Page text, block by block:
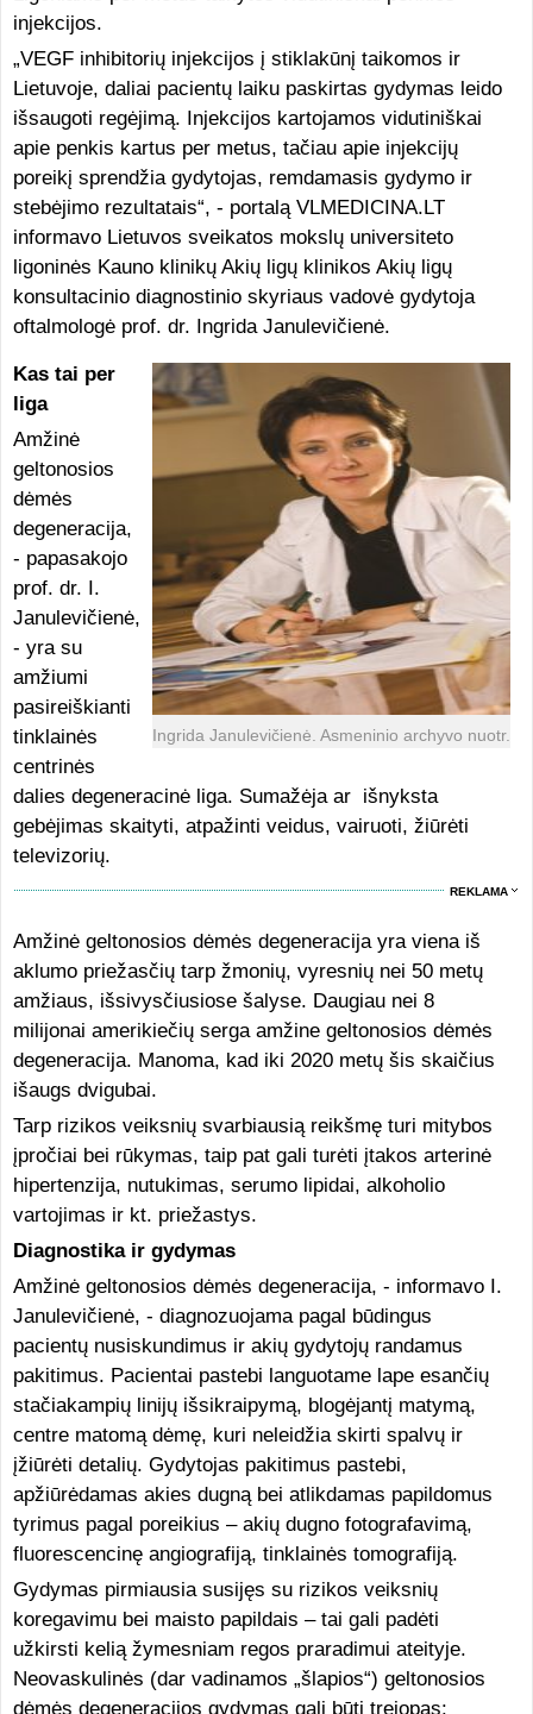
injekcijos.
„VEGF inhibitorių injekcijos į stiklakūnį taikomos ir
Lietuvoje, daliai pacientų laiku paskirtas gydymas leido
išsaugoti regėjimą. Injekcijos kartojamos vidutiniškai
apie penkis kartus per metus, tačiau apie injekcijų
poreikį sprendžia gydytojas, remdamasis gydymo ir
stebėjimo rezultatais“, - portalą VLMEDICINA.LT
informavo Lietuvos sveikatos mokslų universiteto
ligoninės Kauno klinikų Akių ligų klinikos Akių ligų
konsultacinio diagnostinio skyriaus vadovė gydytoja
oftalmologė prof. dr. Ingrida Janulevičienė.
Ingrida Janulevičienė. Asmeninio archyvo nuotr.
Kas tai per
liga
Amžinė
geltonosios
dėmės
degeneracija,
- papasakojo
prof. dr. I.
Janulevičienė,
- yra su
amžiumi
pasireiškianti
tinklainės
centrinės
dalies degeneracinė liga. Sumažėja ar išnyksta
gebėjimas skaityti, atpažinti veidus, vairuoti, žiūrėti
televizorių.
REKLAMA
Amžinė geltonosios dėmės degeneracija yra viena iš
aklumo priežasčių tarp žmonių, vyresnių nei 50 metų
amžiaus, išsivysčiusiose šalyse. Daugiau nei 8
milijonai amerikiečių serga amžine geltonosios dėmės
degeneracija. Manoma, kad iki 2020 metų šis skaičius
išaugs dvigubai.
Tarp rizikos veiksnių svarbiausią reikšmę turi mitybos
įpročiai bei rūkymas, taip pat gali turėti įtakos arterinė
hipertenzija, nutukimas, serumo lipidai, alkoholio
vartojimas ir kt. priežastys.
Diagnostika ir gydymas
Amžinė geltonosios dėmės degeneracija, - informavo I.
Janulevičienė, - diagnozuojama pagal būdingus
pacientų nusiskundimus ir akių gydytojų randamus
pakitimus. Pacientai pastebi languotame lape esančių
stačiakampių linijų išsikraipymą, blogėjantį matymą,
centre matomą dėmę, kuri neleidžia skirti spalvų ir
įžiūrėti detalių. Gydytojas pakitimus pastebi,
apžiūrėdamas akies dugną bei atlikdamas papildomus
tyrimus pagal poreikius – akių dugno fotografavimą,
fluorescencinę angiografiją, tinklainės tomografiją.
Gydymas pirmiausia susijęs su rizikos veiksnių
koregavimu bei maisto papildais – tai gali padėti
užkirsti kelią žymesniam regos praradimui ateityje.
Neovaskulinės (dar vadinamos „šlapios“) geltonosios
dėmės degeneracijos gydymas gali būti trejopas: